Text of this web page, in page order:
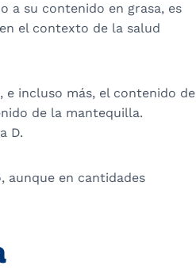
a su contenido en grasa, es
el contexto de la salud
e incluso más, el contenido de
de la mantequilla.
D.
aunque en cantidades